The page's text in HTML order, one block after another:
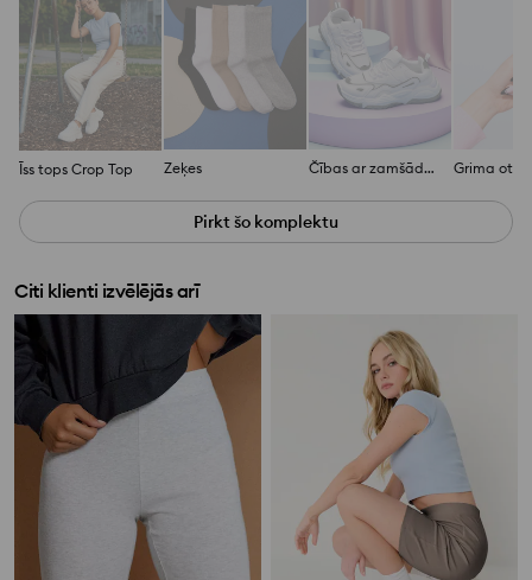
Īss tops Crop Top Zeķes Čības ar zamšāda imitāciju
Pirkt šo komplektu
Citi klienti izvēlējās arī